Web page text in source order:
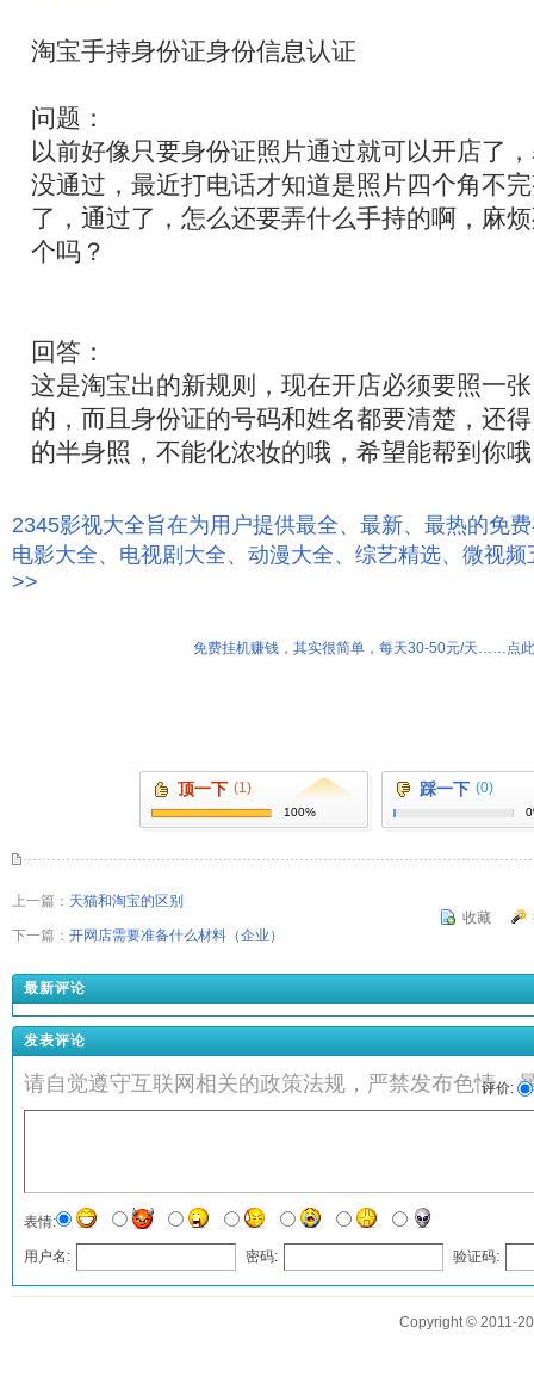
淘宝手持身份证身份信息认证
问题：
以前好像只要身份证照片通过就可以开店了
没通过，最近打电话才知道是照片四个角不
了，通过了，怎么还要弄什么手持的啊，麻
个吗？
回答：
这是淘宝出的新规则，现在开店必须要照一
的，而且身份证的号码和姓名都要清楚，还
的半身照，不能化浓妆的哦，希望能帮到你
2345影视大全旨在为用户提供最全、最新、最热的免
电影大全、电视剧大全、动漫大全、综艺精选、微视
>>
免费挂机赚钱，其实很简单，每天30-50元/天……点
顶一下 (1)
100%
踩一下 (0)
上一篇： 天猫和淘宝的区别
下一篇： 开网店需要准备什么材料（企业）
收藏
最新评论
发表评论
请自觉遵守互联网相关的政策法规，严禁发布色情、
评价:
表情:
用户名: 密码: 验证码:
发表评论
Copyright © 2011-